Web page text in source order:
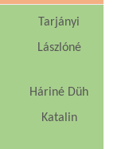
Tarjányi
Lászlóné
Háriné Düh
Katalin